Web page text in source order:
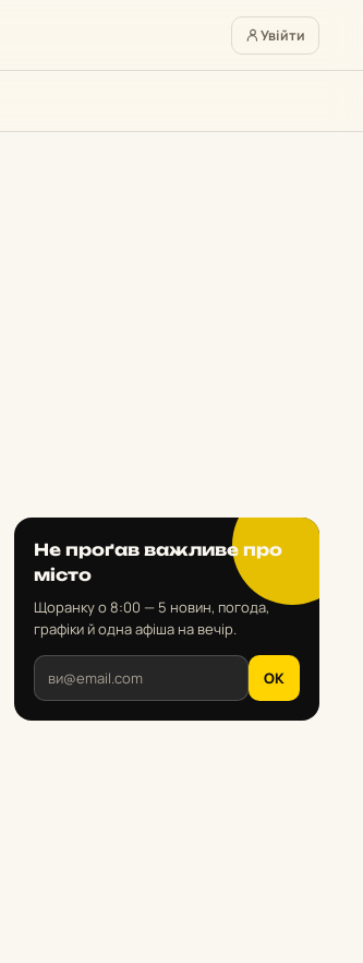
Увійти
Не проґав важливе про
місто
Щоранку о 8:00 — 5 новин, погода,
графіки й одна афіша на вечір.
OK